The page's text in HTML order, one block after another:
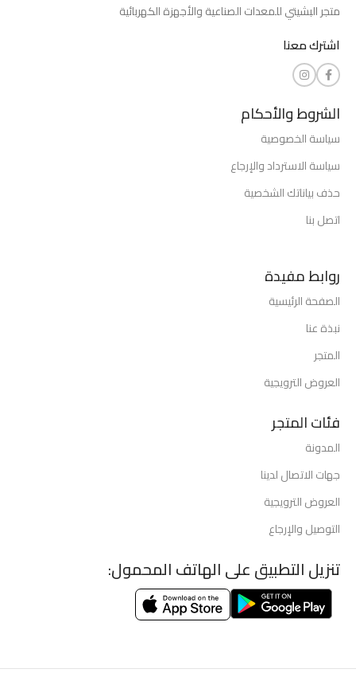
متجر البشيتي للمعدات الصناعية والأجهزة الكهربائية
اشترك معنا
الشروط والأحكام
سياسة الخصوصية
سياسة الاسترداد والإرجاع
حذف بياناتك الشخصية
اتصل بنا
روابط مفيدة
الصفحة الرئيسية
نبذة عنا
المتجر
العروض الترويجية
فئات المتجر
المدونة
جهات الاتصال لدينا
العروض الترويجية
التوصيل والإرجاع
تنزيل التطبيق على الهاتف المحمول: